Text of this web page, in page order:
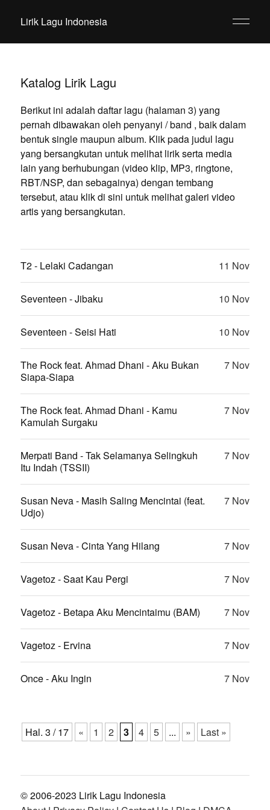
Lirik Lagu Indonesia
Katalog Lirik Lagu
Berikut ini adalah daftar lagu (halaman 3) yang
pernah dibawakan oleh penyanyi / band , baik dalam
bentuk single maupun album. Klik pada judul lagu
yang bersangkutan untuk melihat lirik serta media
lain yang berhubungan (video klip, MP3, ringtone,
RBT/NSP, dan sebagainya) dengan tembang
tersebut, atau klik di sini untuk melihat galeri video
artis yang bersangkutan.
T2 - Lelaki Cadangan 11 Nov
Seventeen - Jibaku 10 Nov
Seventeen - Seisi Hati 10 Nov
The Rock feat. Ahmad Dhani - Aku Bukan
Siapa-Siapa
7 Nov
The Rock feat. Ahmad Dhani - Kamu
Kamulah Surgaku
7 Nov
Merpati Band - Tak Selamanya Selingkuh
Itu Indah (TSSII)
7 Nov
Susan Neva - Masih Saling Mencintai (feat.
Udjo)
7 Nov
Susan Neva - Cinta Yang Hilang 7 Nov
Vagetoz - Saat Kau Pergi 7 Nov
Vagetoz - Betapa Aku Mencintaimu (BAM) 7 Nov
Vagetoz - Ervina 7 Nov
Once - Aku Ingin 7 Nov
Hal. 3 / 17 « 1 2 3 4 5 ... » Last »
© 2006-2023 Lirik Lagu Indonesia